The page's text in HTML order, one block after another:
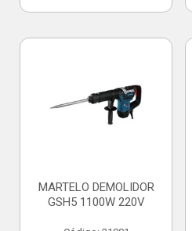
MARTELO DEMOLIDOR
GSH5 1100W 220V